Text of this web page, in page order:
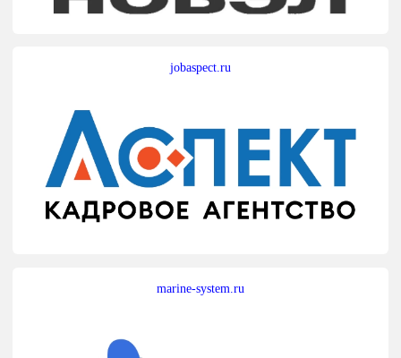
jobaspect.ru
marine-system.ru